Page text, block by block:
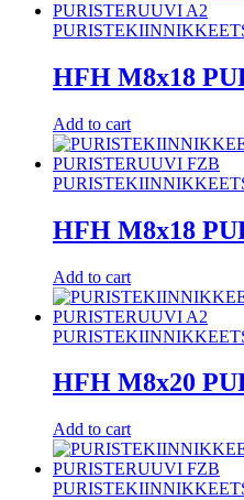
PURISTEKIINNIKKEET
HFH M8x18
Add to cart
PURISTEKIINNIKKEET
HFH M8x18
Add to cart
PURISTEKIINNIKKEET
HFH M8x20
Add to cart
PURISTEKIINNIKKEET